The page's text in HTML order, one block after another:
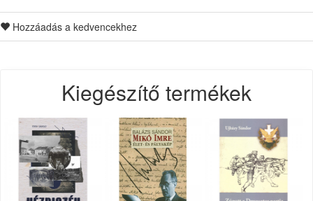
Hozzáadás a kedvencekhez
Kiegészítő termékek